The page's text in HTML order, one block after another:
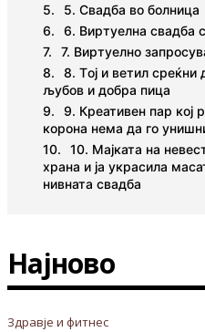
5. Свадба во болница
6. Виртуелна свадба
7. Виртуелно
8. Tој и ветил среќни
љубов и добра пица
9. Креативен пар кој
корона нема да го
10. Мајката на
храна и ја украсила
нивната свадба
Најново
Здравје и фитнес